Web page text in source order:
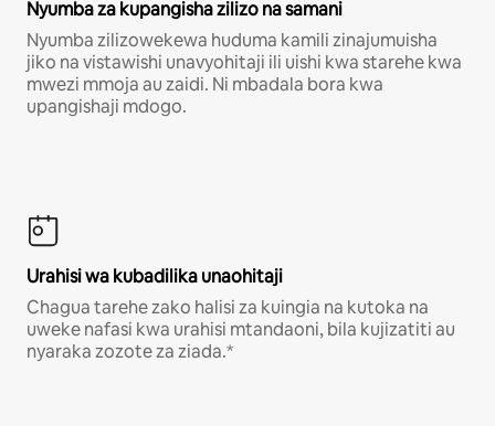
Nyumba za kupangisha zilizo na samani
Nyumba zilizowekewa huduma kamili zinajumuisha
jiko na vistawishi unavyohitaji ili uishi kwa starehe kwa
mwezi mmoja au zaidi. Ni mbadala bora kwa
upangishaji mdogo.
Urahisi wa kubadilika unaohitaji
Chagua tarehe zako halisi za kuingia na kutoka na
uweke nafasi kwa urahisi mtandaoni, bila kujizatiti au
nyaraka zozote za ziada.*